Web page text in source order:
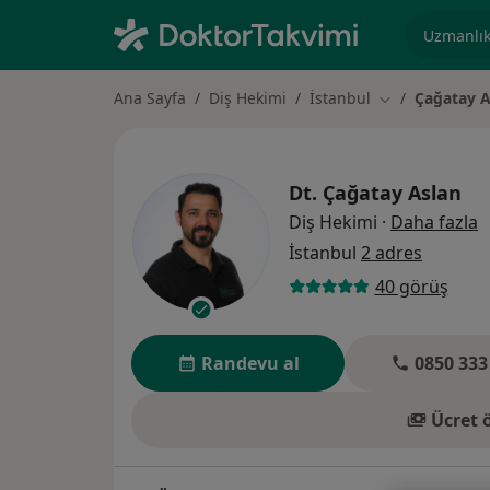
Ana Sayfa Diş Hekimi İstanbul Şehir değiştir
Çağatay
Dt. Çağatay Aslan
Diş Hekimi · Daha fazla
İstanbul 2 adres
40 görüş
Randevu al 0850
Ücret